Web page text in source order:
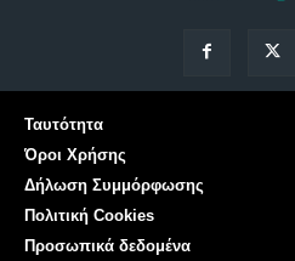
Ταυτότητα
Όροι Χρήσης
Δήλωση Συμμόρφωσης
Πολιτική Cookies
Προσωπικά δεδομένα